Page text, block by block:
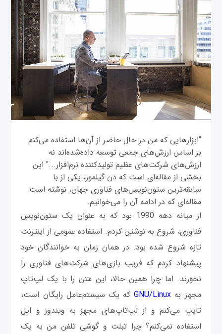
"ابزارهایی که من در حال حاضر از آن‌ها استفاده می‌کنم
بر اساس ارزش‌های جمعی توسعه داده‌شده‌اند نه
ارزش‌های شرکت‌های عظیم تولیدکننده نرم‌افزار..." این
بخشی از مقاله‌ای است که دن گیلمور، یکی از با
سابقه‌ترین ستون‌نویس‌های فناوری جهان، نوشته است.
مقاله‌ای که در ادامه آن را می‌خوانیم.
از میانه دهه 1990 بود که به عنوان یک ستون‌نویس
فناوری، شروع به نوشتن کردم. استفاده عمومی از اینترنت
تازه شروع شده بود. در همان زمان به خوانندگان خود
پیشنهاد کردم که فریب بازی‌های شرکت‌های فناوری را
نخورند. اما چرا همین حالا، این متن را با یک لپ‌تاپ
مجهز به GNU/Linuxکه یک سیستم‌عامل رایگان است،
تایپ می‌کنم و از لپ‌تاپ‌های مجهز به ویندوز و اپل
استفاده نمی‌کنم؟ چرا تبلت و گوشی تلفن من به یک